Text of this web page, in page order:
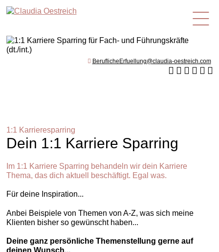
de
BeruflicheErfuellung@claudia-oestreich.com
1:1 Karrieresparring
Dein 1:1 Karriere Sparring
Im 1:1 Karriere Sparring behandeln wir dein Karriere
Thema, das dich aktuell beschäftigt. Egal was.
Für deine Inspiration...
Anbei Beispiele von Themen von A-Z, was sich meine
Klienten bisher so gewünscht haben...
Deine ganz persönliche Themenstellung gerne auf
deinen Wunsch...